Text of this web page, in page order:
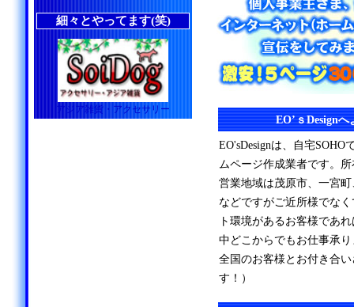
EO’ｓDesign
EO'sDesignは、自宅SOHO
ムページ作成業者です。
営業地域は茂原市、一宮
などですがご近所様でな
ト環境があるお客様であ
中どこからでもお仕事承
全国のお客様とお付き合
す！）
細々とやってます(笑)
アジア雑貨・アクセサリー